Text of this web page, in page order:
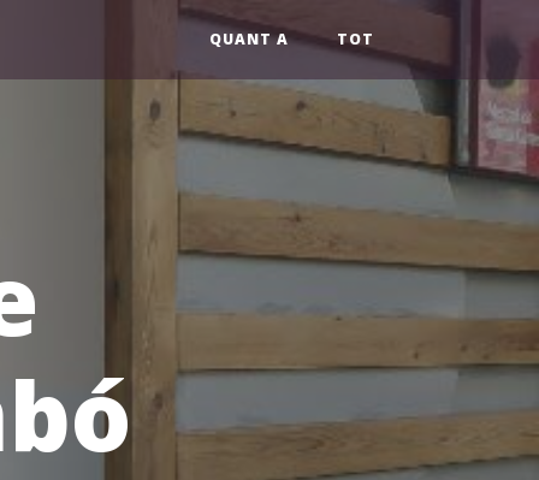
QUANT A TOT